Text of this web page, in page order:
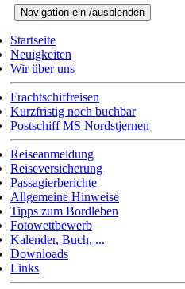
Navigation ein-/ausblenden
Startseite
Neuigkeiten
Wir über uns
Frachtschiffreisen
Kurzfristig noch buchbar
Postschiff MS Nordstjernen
Reiseanmeldung
Reiseversicherung
Passagierberichte
Allgemeine Hinweise
Tipps zum Bordleben
Fotowettbewerb
Kalender, Buch, ...
Downloads
Links